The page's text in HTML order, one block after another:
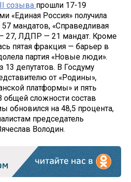
созыва прошли 17-19
«Единая Россия» получила
мандатов, «Справедливая
27, ЛДПР — 21 мандат. Кроме
пятая фракция — барьер в
партия «Новые люди».
13 депутатов. В Госдуму
от «Родины»,
платформы» и пять
сложности состав
обновился на 48,5 процента,
председатель
Володин.